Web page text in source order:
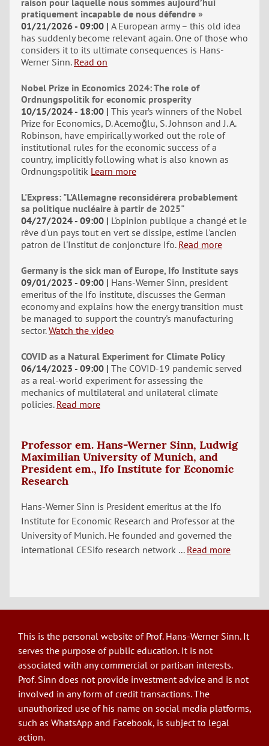
raison pour laquelle nous sommes aujourd’hui
pratiquement incapable de nous défendre »
01/21/2026 - 09:00 A European army – this old idea
has suddenly become relevant again. One of those who
considers it to its ultimate consequences is Hans-
Werner Sinn. Read on
Nobel Prize in Economics 2024: The role of
Ordnungspolitik for economic prosperity
10/15/2024 - 18:00 This year’s winners of the Nobel
Prize for Economics, D. Acemoğlu, S. Johnson and J. A.
Robinson, have empirically worked out the role of
institutional rules for the economic success of a
country, implicitly following what is also known as
Ordnungspolitik Learn more
L'Express: "L'Allemagne reconsidérera probablement
sa politique nucléaire à partir de 2025"
04/27/2024 - 09:00
L'opinion publique a changé et le
rêve d'un pays tout en vert se dissipe, estime l'ancien
patron de l'Institut de conjoncture Ifo. Read more
Germany is the sick man of Europe, Ifo Institute says
09/01/2023 - 09:00
Hans-Werner Sinn, president
emeritus of the Ifo institute, discusses the German
economy and explains how the energy transition must
be managed to support the country's manufacturing
sector. Watch the video
COVID as a Natural Experiment for Climate Policy
06/14/2023 - 09:00 The COVID-19 pandemic served
as a real-world experiment for assessing the
mechanics of multilateral and unilateral climate
policies. Read more
Professor em. Hans-Werner Sinn, Ludwig
Maximilian University of Munich, and
President em., Ifo Institute for Economic
Research
Hans-Werner Sinn is President emeritus at the Ifo
Institute for Economic Research and Professor at the
University of Munich. He founded and governed the
international CESifo research network ... Read more
This is the personal website of Prof. Hans-Werner Sinn. It
serves the purpose of public education. It is not
associated with any commercial or partisan interests.
Prof. Sinn does not provide investment advice and is not
involved in any form of credit transactions. The
unauthorized use of his name on social media platforms,
such as WhatsApp and Facebook, is subject to legal
action.